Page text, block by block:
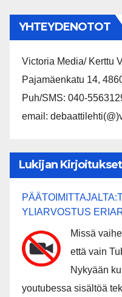
YHTEYDENOTOT
Victoria Media/ Kerttu
Pajamäenkatu 14,
Puh/SMS: 040-
email:
Lukijan Kirjoitukset
YLIARVOSTUS
Missä
että vain
Nykyään
youtubessa sisältöä